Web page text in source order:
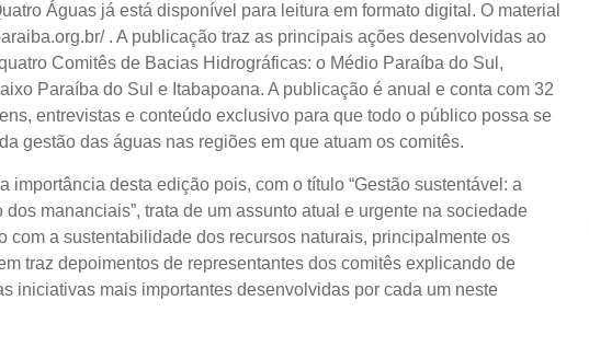
Águas já está disponível para leitura em formato digital. O material
. A publicação traz as principais ações desenvolvidas ao
Comitês de Bacias Hidrográficas: o Médio Paraíba do Sul,
Paraíba do Sul e Itabapoana. A publicação é anual e conta com 32
entrevistas e conteúdo exclusivo para que todo o público possa se
gestão das águas nas regiões em que atuam os comitês.
importância desta edição pois, com o título “Gestão sustentável: a
mananciais”, trata de um assunto atual e urgente na sociedade
com a sustentabilidade dos recursos naturais, principalmente os
traz depoimentos de representantes dos comitês explicando de
iniciativas mais importantes desenvolvidas por cada um neste